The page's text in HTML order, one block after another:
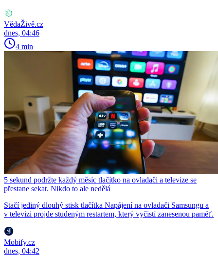
VědaŽivě.cz
dnes, 04:46
4 min
5 sekund podržte každý měsíc tlačítko na ovladači a televize se
přestane sekat. Nikdo to ale nedělá
Stačí jediný dlouhý stisk tlačítka Napájení na ovladači Samsungu a
v televizi projde studeným restartem, který vyčistí zanesenou paměť.
Mobify.cz
dnes, 04:42